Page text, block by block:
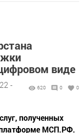
виде
-
620 0 0
полученных
МСП.РФ.